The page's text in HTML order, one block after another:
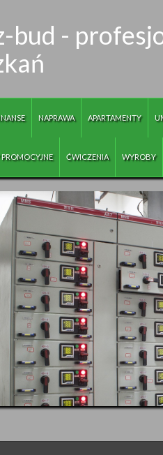
bud -
NAPRAWA APARTAMENTY
PROMOCYJNE ĆWICZENIA WYROBY